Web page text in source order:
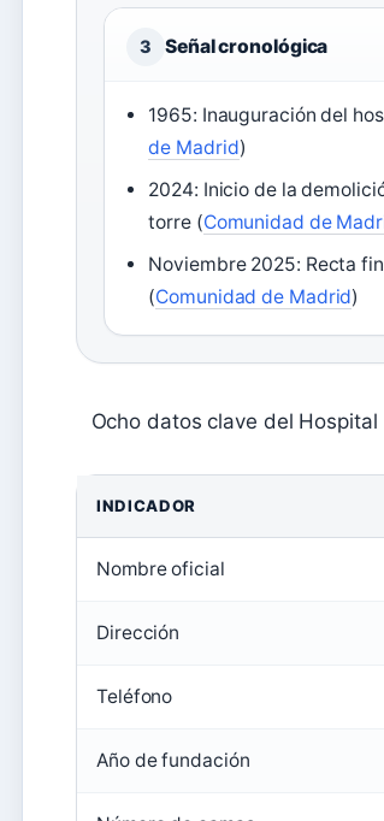
3 Señal cronológica
1965: Inauguración del
de Madrid)
2024: Inicio de la
torre (Comunidad de
Noviembre 2025: Recta
(Comunidad de Madrid)
Ocho datos clave del
INDICADOR
Nombre oficial
Dirección
Teléfono
Año de fundación